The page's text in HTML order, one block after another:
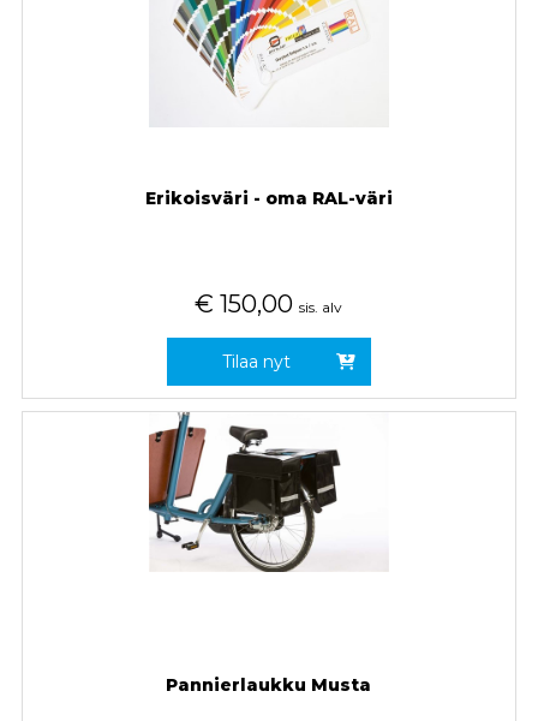
Erikoisväri - oma RAL-väri
€ 150,00 sis. alv
Tilaa nyt
Pannierlaukku Musta